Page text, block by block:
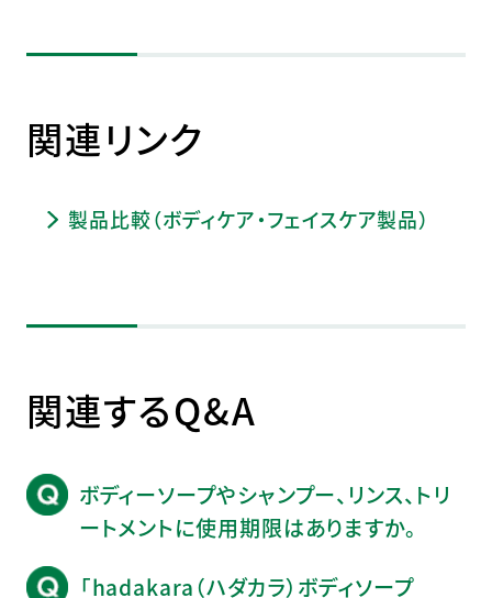
関連リンク
製品比較（ボディケア・フェイスケア製品）
関連するQ&A
ボディーソープやシャンプー、リンス、トリ
ートメントに使用期限はありますか。
「hadakara（ハダカラ）ボディソープ